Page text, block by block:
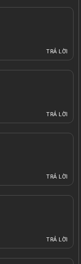
TRẢ LỜI
TRẢ LỜI
TRẢ LỜI
TRẢ LỜI